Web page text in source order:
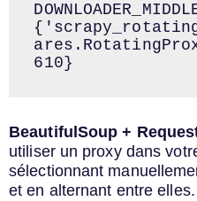
610}
BeautifulSoup +
utiliser un proxy dans
sélectionnant
et en alternant entre elles.